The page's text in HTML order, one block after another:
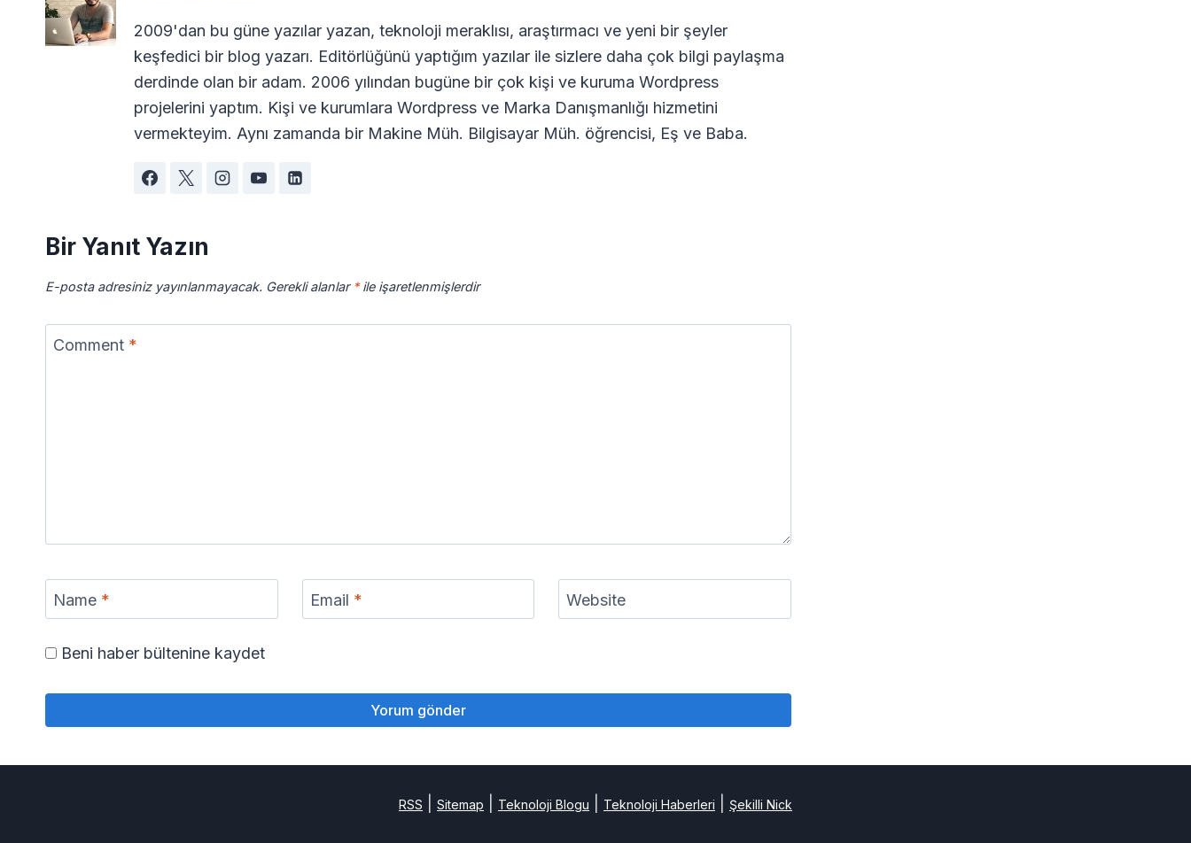
2009'dan bu güne yazılar yazan, teknoloji meraklısı, araştırmacı ve yeni bir şeyler
keşfedici bir blog yazarı. Editörlüğünü yaptığım yazılar ile sizlere daha çok bilgi paylaşma
derdinde olan bir adam. 2006 yılından bugüne bir çok kişi ve kuruma Wordpress
projelerini yaptım. Kişi ve kurumlara Wordpress ve Marka Danışmanlığı hizmetini
vermekteyim. Aynı zamanda bir Makine Müh. Bilgisayar Müh. öğrencisi, Eş ve Baba.
Bir Yanıt Yazın
E-posta adresiniz yayınlanmayacak. Gerekli alanlar *ile işaretlenmişlerdir
Comment *
Name * Email * Website
Beni haber bültenine kaydet
RSS Sitemap Teknoloji Blogu Teknoloji Haberleri Şekilli Nick